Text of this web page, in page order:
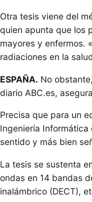
Otra tesis viene del
quien apunta que los
mayores y enfermos.
radiaciones en la
ESPAÑA. No
diario ABC.es,
Precisa que para un
Ingeniería
sentido y más bien
La tesis se sustenta
ondas en 14 bandas
inalámbrico (DECT),